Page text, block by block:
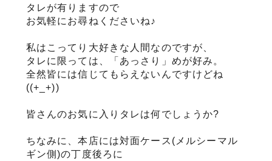
タレが有りますので
お気軽にお尋ねくださいね♪
私はこってり大好きな人間なのですが、
タレに限っては、「あっさり」めが好み。
全然皆には信じてもらえないんですけどね
((+_+))
皆さんのお気に入りタレは何でしょうか?
ちなみに、本店には対面ケース(メルシーマル
ギン側)の丁度後ろに